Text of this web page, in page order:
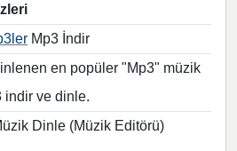
Mp3 İndir
en popüler "Mp3" müzik
indir ve dinle.
Dinle (Müzik Editörü)